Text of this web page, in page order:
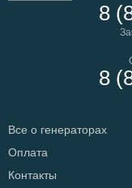
8
8
Все о генераторах
Оплата
Контакты